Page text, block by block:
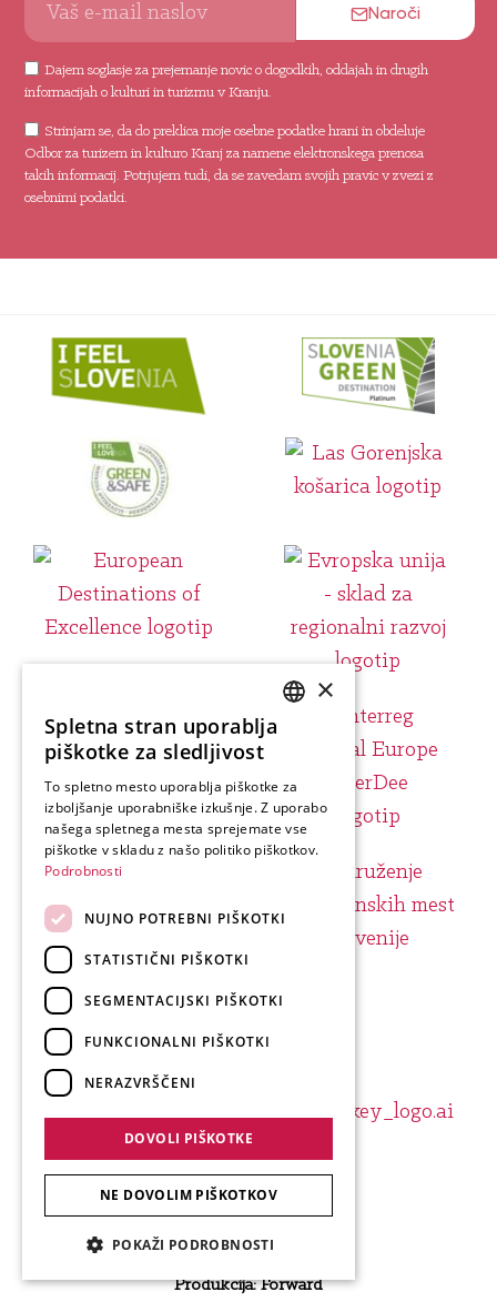
Dajem soglasje za prejemanje novic o dogodkih, oddajah in drugih
informacijah o kulturi in turizmu v Kranju.
Strinjam se, da do preklica moje osebne podatke hrani in obdeluje
Odbor za turizem in kulturo Kranj za namene elektronskega prenosa
takih informacij. Potrjujem tudi, da se zavedam svojih pravic v zvezi z
osebnimi podatki.
Naroči
Produkcija: Forward
SLOVENIAN
GERMAN
ITALIAN
×
Spletna stran uporablja
piškotke za sledljivost
To spletno mesto uporablja piškotke za
izboljšanje uporabniške izkušnje. Z uporabo
našega spletnega mesta sprejemate vse
piškotke v skladu z našo politiko piškotkov.
Podrobnosti
NUJNO POTREBNI PIŠKOTKI
STATISTIČNI PIŠKOTKI
SEGMENTACIJSKI PIŠKOTKI
FUNKCIONALNI PIŠKOTKI
NERAZVRŠČENI
DOVOLI PIŠKOTKE
NE DOVOLIM PIŠKOTKOV
POKAŽI PODROBNOSTI